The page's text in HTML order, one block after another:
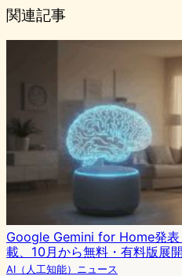
関連記事
Google Gemini for Home発
載、10月から無料・有料版展開
AI（人工知能）ニュース